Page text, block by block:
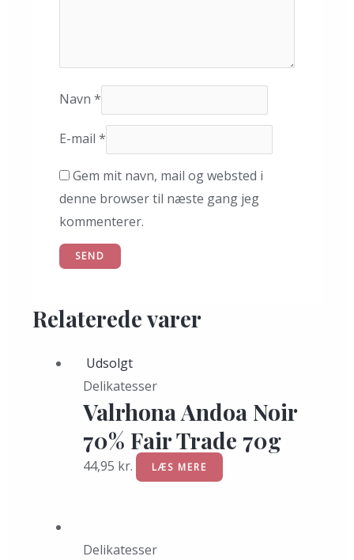
Navn *
E-mail *
Gem mit navn, mail og websted i
denne browser til næste gang jeg
kommenterer.
Relaterede varer
Udsolgt
Delikatesser
Valrhona Andoa Noir
70% Fair Trade 70g
44,95 kr. LÆS MERE
Delikatesser